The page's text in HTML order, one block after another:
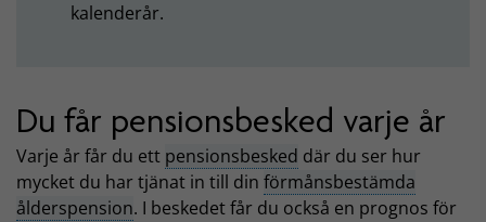
kalenderår.
Du får pensionsbesked varje år
Varje år får du ett pensionsbesked där du ser hur
mycket du har tjänat in till din förmånsbestämda
ålderspension. I beskedet får du också en prognos för